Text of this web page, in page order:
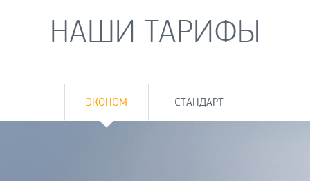
НАШИ ТАРИФЫ
ЭКОНОМ СТАНДАРТ